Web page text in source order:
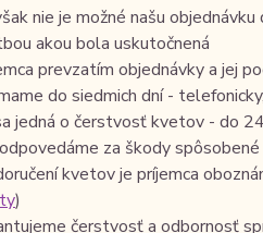
nie je možné našu
akou bola uskutočnená
prevzatím objednávky a jej
do siedmich dní -
jedná o čerstvosť kvetov - do
za škody
kvetov je príjemca
)
čerstvosť a odbornosť